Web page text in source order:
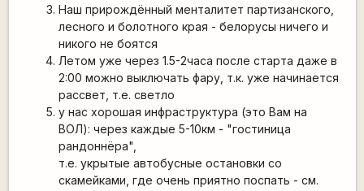
Наш прирождённый менталитет партизанского,
лесного и болотного края - белорусы ничего и
никого не боятся
Летом уже через 1.5-2часа после старта даже в
2:00 можно выключать фару, т.к. уже начинается
рассвет, т.е. светло
у нас хорошая инфраструктура (это Вам на
ВОЛ): через каждые 5-10км - "гостиница
рандоннёра",
т.е. укрытые автобусные остановки со
скамейками, где очень приятно поспать - см.